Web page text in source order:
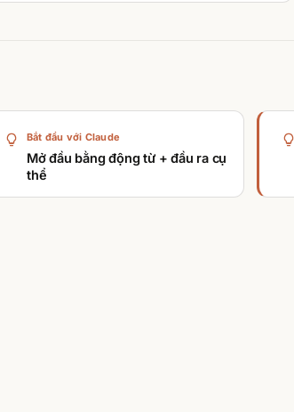
Bắt đầu với Claude
Mở đầu bằng động từ + đầu ra cụ
thể